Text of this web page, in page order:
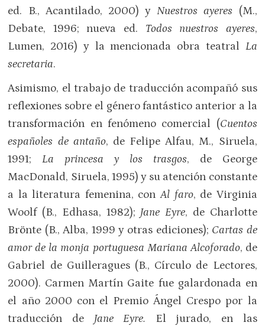
ed. B., Acantilado, 2000) yNuestros ayeres (M.,
Debate, 1996; nueva ed. Todos nuestros ayeres,
Lumen, 2016) y la mencionada obra teatral La
secretaria.
Asimismo, el trabajo de traducción acompañó sus
reflexiones sobre el género fantástico anterior a la
transformación en fenómeno comercial (Cuentos
españoles de antaño, de Felipe Alfau, M., Siruela,
1991;La princesa y los trasgos, de George
MacDonald, Siruela, 1995) y su atención constante
a la literatura femenina, conAl faro, de Virginia
Woolf (B., Edhasa, 1982); Jane Eyre, de Charlotte
Brönte (B., Alba, 1999 y otras ediciones); Cartas de
amor de la monja portuguesa Mariana Alcoforado, de
Gabriel de Guilleragues (B., Círculo de Lectores,
2000). Carmen Martín Gaite fue galardonada en
el año 2000 con el Premio Ángel Crespo por la
traducción de Jane Eyre. El jurado, en las